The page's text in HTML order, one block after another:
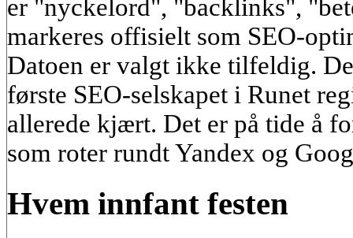
er "nyckelord", "backlinks",
markeres offisielt som SEO-
Datoen er valgt ikke tilfeldig.
første SEO-selskapet i Runet
allerede kjært. Det er på tide å
som roter rundt Yandex og
Hvem innfant festen